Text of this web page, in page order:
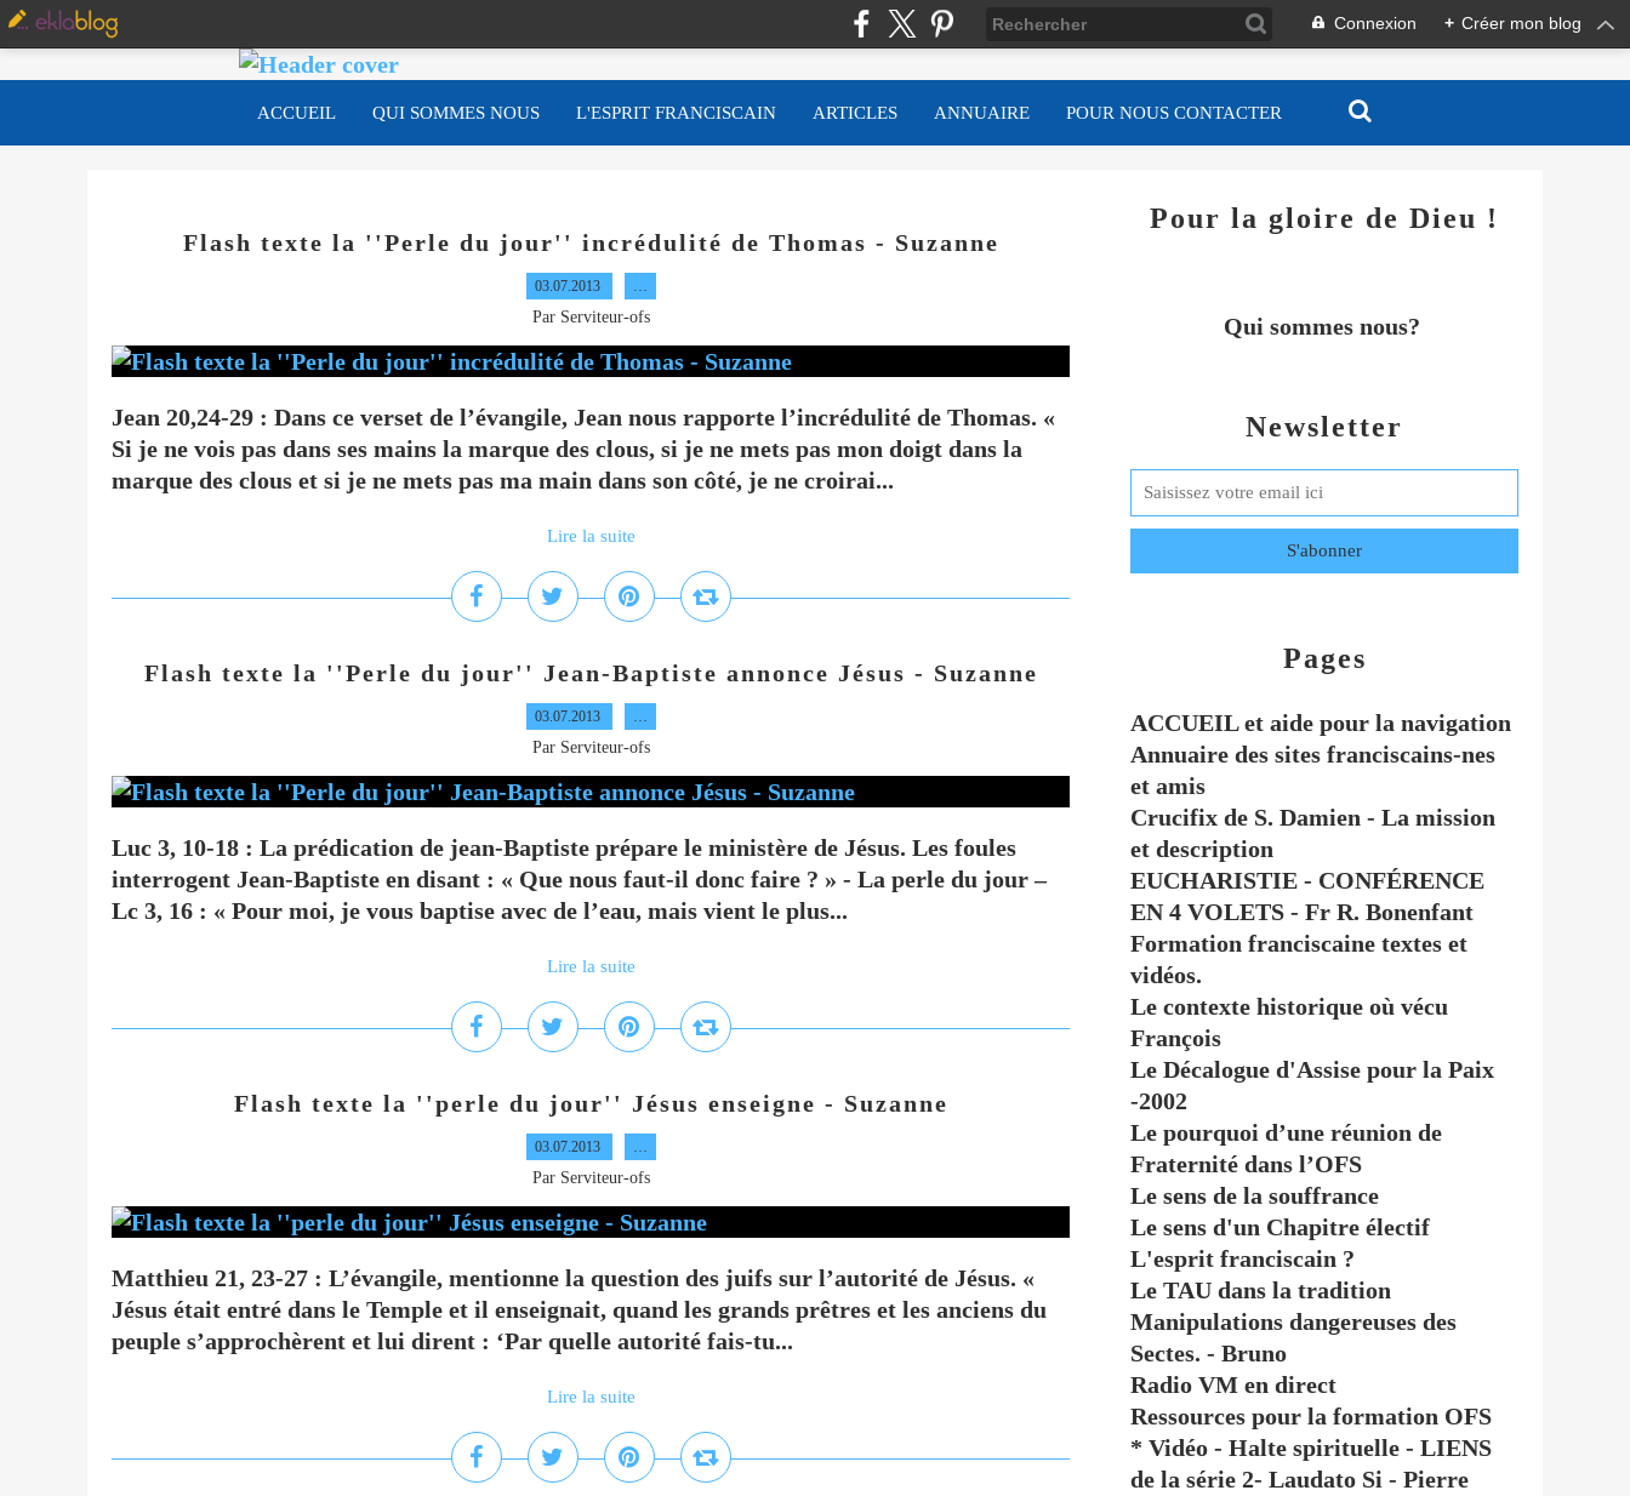
Connexion + Créer mon blog
ACCUEIL QUI SOMMES NOUS L'ESPRIT FRANCISCAIN ARTICLES ANNUAIRE POUR NOUS CONTACTER
Flash texte la ''Perle du jour'' incrédulité de Thomas - Suzanne
03.07.2013 …
Par Serviteur-ofs
Jean 20,24-29 : Dans ce verset de l’évangile, Jean nous rapporte l’incrédulité de Thomas. «
Si je ne vois pas dans ses mains la marque des clous, si je ne mets pas mon doigt dans la
marque des clous et si je ne mets pas ma main dans son côté, je ne croirai...
Lire la suite
Flash texte la ''Perle du jour'' Jean-Baptiste annonce Jésus - Suzanne
03.07.2013 …
Par Serviteur-ofs
Luc 3, 10-18 : La prédication de jean-Baptiste prépare le ministère de Jésus. Les foules
interrogent Jean-Baptiste en disant : « Que nous faut-il donc faire ? » - La perle du jour –
Lc 3, 16 : « Pour moi, je vous baptise avec de l’eau, mais vient le plus...
Lire la suite
Flash texte la ''perle du jour'' Jésus enseigne - Suzanne
03.07.2013 …
Par Serviteur-ofs
Matthieu 21, 23-27 : L’évangile, mentionne la question des juifs sur l’autorité de Jésus. «
Jésus était entré dans le Temple et il enseignait, quand les grands prêtres et les anciens du
peuple s’approchèrent et lui dirent : ‘Par quelle autorité fais-tu...
Lire la suite
Newsletter
Pages
ACCUEIL et aide pour la navigation
Annuaire des sites franciscains-nes
et amis
Crucifix de S. Damien - La mission
et description
EUCHARISTIE - CONFÉRENCE
EN 4 VOLETS - Fr R. Bonenfant
Formation franciscaine textes et
vidéos.
Le contexte historique où vécu
François
Le Décalogue d'Assise pour la Paix
-2002
Le pourquoi d’une réunion de
Fraternité dans l’OFS
Le sens de la souffrance
Le sens d'un Chapitre électif
L'esprit franciscain ?
Le TAU dans la tradition
Manipulations dangereuses des
Sectes. - Bruno
Radio VM en direct
Ressources pour la formation OFS
* Vidéo - Halte spirituelle - LIENS
de la série 2- Laudato Si - Pierre
Pour la gloire de Dieu !
Qui sommes nous?